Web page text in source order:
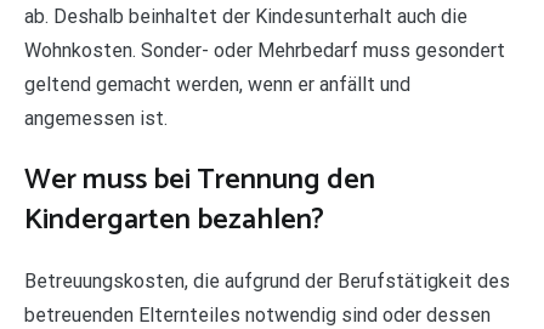
ab. Deshalb beinhaltet der Kindesunterhalt auch die
Wohnkosten. Sonder- oder Mehrbedarf muss gesondert
geltend gemacht werden, wenn er anfällt und
angemessen ist.
Wer muss bei Trennung den
Kindergarten bezahlen?
Betreuungskosten, die aufgrund der Berufstätigkeit des
betreuenden Elternteiles notwendig sind oder dessen